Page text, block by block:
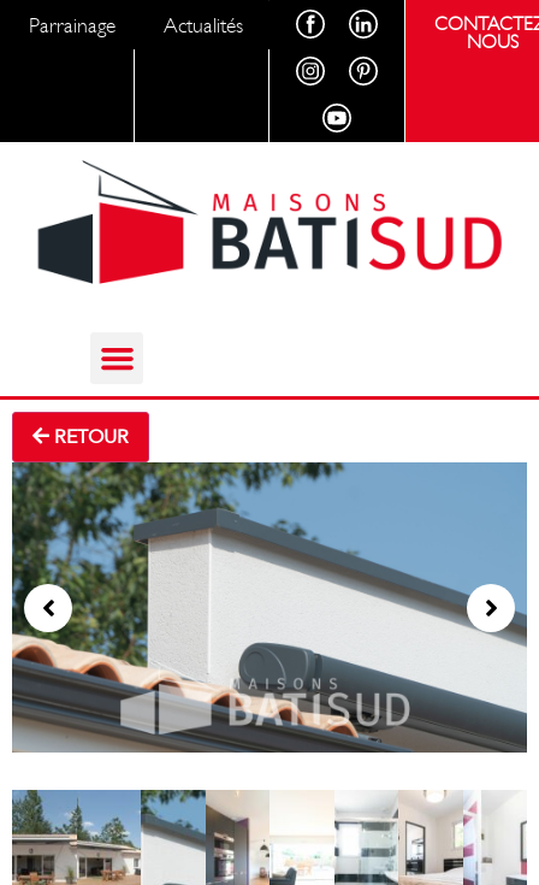
Parrainage Actualités
NOUS
RETOUR